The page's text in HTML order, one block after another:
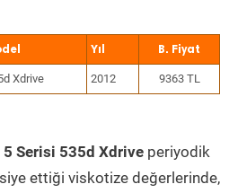
Yıl
Xdrive 2012 9363 TL
Serisi 535d Xdrive periyodik
ettiği viskotize değerlerinde,